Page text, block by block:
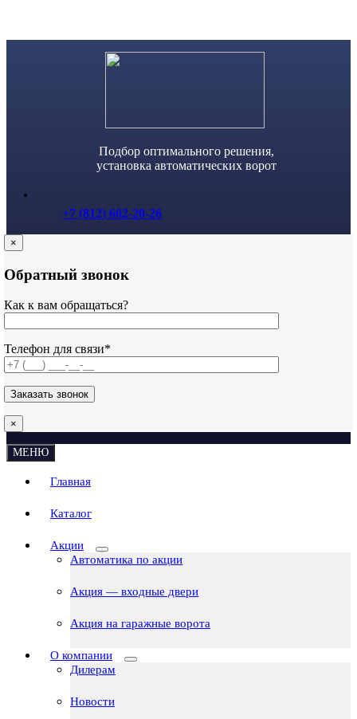
Подбор оптимального решения,
установка автоматических ворот
+7 (812) 602-20-26
×
Обратный звонок
Как к вам обращаться?
Телефон для связи*
×
МЕНЮ
Главная
Каталог
Акции
Автоматика по акции
Акция — входные двери
Акция на гаражные ворота
О компании
Дилерам
Новости